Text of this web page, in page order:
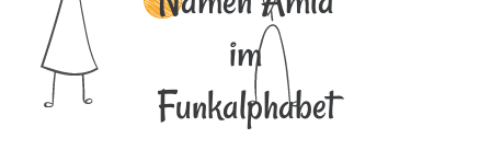
im
Funkalphabet